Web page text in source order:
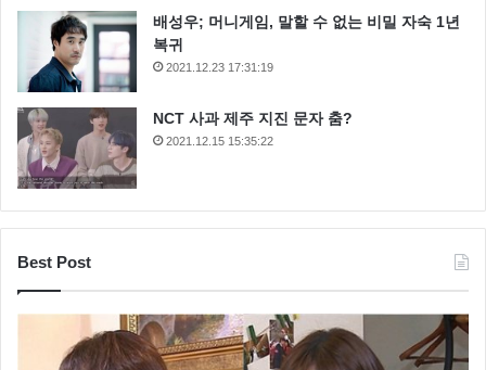
배성우; 머니게임, 말할 수 없는 비밀 자숙 1년
복귀
2021.12.23 17:31:19
NCT 사과 제주 지진 문자 춤?
2021.12.15 15:35:22
Best Post